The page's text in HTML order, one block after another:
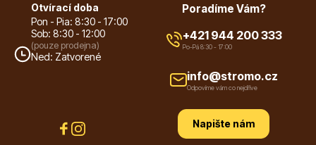
Otvírací doba
Pon - Pia: 8:30 - 17:00
Sob: 8:30 - 12:00
(pouze prodejna)
Ned: Zatvorené
Poradíme Vám?
+421 944 200 333
Po-Pá 8:30 - 17:00
info@stromo.cz
Odpovíme vám co nejdříve
Napište nám